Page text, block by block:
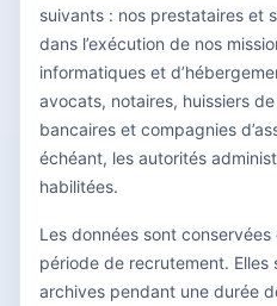
suivants : nos prestataires et
dans l’exécution de nos
informatiques et
avocats, notaires, huissiers
bancaires et compagnies
échéant, les autorités
habilitées.
Les données sont
période de recrutement. Elles
archives pendant une durée